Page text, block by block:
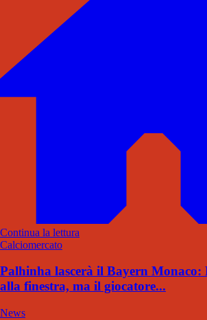
Continua la lettura
Calciomercato
Palhinha lascerà il Bayern Monaco:
alla finestra, ma il giocatore...
News